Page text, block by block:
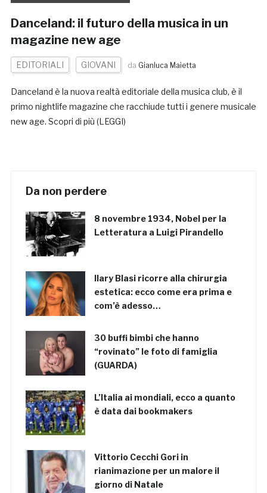
Danceland: il futuro della musica in un
magazine new age
EDITORIALI GIOVANI da Gianluca Maietta
Danceland è la nuova realtà editoriale della musica club, è il
primo nightlife magazine che racchiude tutti i genere musicale
new age. Scopri di più (LEGGI)
Da non perdere
8 novembre 1934, Nobel per la
Letteratura a Luigi Pirandello
Ilary Blasi ricorre alla chirurgia
estetica: ecco come era prima e
com’è adesso…
30 buffi bimbi che hanno
“rovinato” le foto di famiglia
(GUARDA)
L’Italia ai mondiali, ecco a quanto
è data dai bookmakers
Vittorio Cecchi Gori in
rianimazione per un malore il
giorno di Natale